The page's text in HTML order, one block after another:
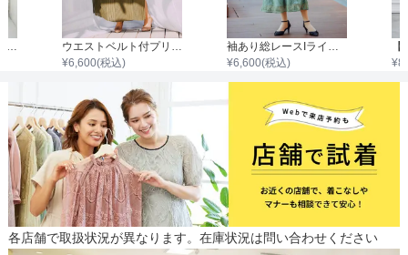
¥6,600(税込)
¥6,600(税込) ¥
各店舗で取扱状況が異なります。在庫状況は問い合わせください